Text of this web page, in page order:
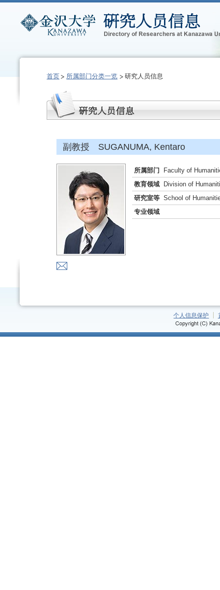
首页 所属部门分类一览 研究人员信息
副教授 SUGANUMA, Kentaro
所属部门
Faculty of
教育领域
Division of
研究室等 School of
专业领域
个人信息保护